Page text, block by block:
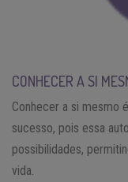
CONHECER A SI
Conhecer a si mesmo
sucesso, pois essa
possibilidades,
vida.